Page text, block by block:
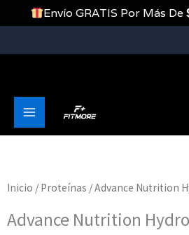
Contenido
Main
Inicio / Proteínas / Advance Nutrition
Advance Nutrition
Envío GRATIS Por Más De